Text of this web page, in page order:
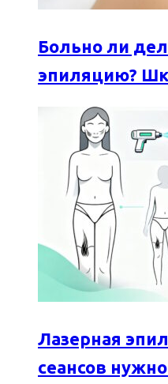
Больно ли
эпиляцию?
Лазерная
сеансов